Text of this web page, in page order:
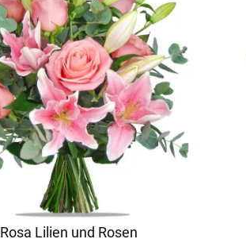
Rosa Lilien und Rosen